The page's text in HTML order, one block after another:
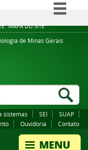
MAPA DO SITE
Simplifique!
Comunica BR
Legislação
de Minas Gerais
sistemas SEI
SUAP
Ouvidoria Contato